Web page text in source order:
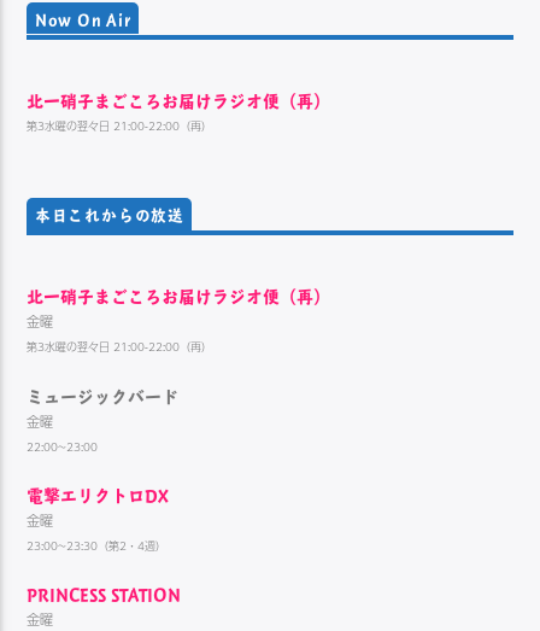
Now On Air
北一硝子まごころお届けラジオ便（再）
第3水曜の翌々日 21:00-22:00（再）
本日これからの放送
北一硝子まごころお届けラジオ便（再）
金曜
第3水曜の翌々日 21:00-22:00（再）
ミュージックバード
金曜
22:00~23:00
電撃エリクトロDX
金曜
23:00~23:30（第2・4週）
PRINCESS STATION
金曜